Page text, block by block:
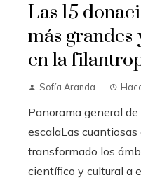
Las 15
más
en la
Sofía Aranda
Panorama general
escalaLas
transformado los
científico y cultural a